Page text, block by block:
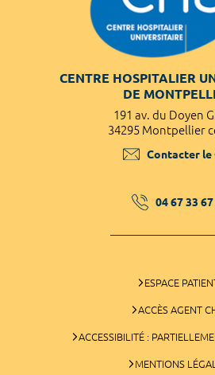
CENTRE HOSPITALIER
DE
191 av. du Doyen
34295 Montpellier
Contacter le
04 67 33 67
ESPACE
ACCÈS AGENT
ACCESSIBILITÉ :
MENTIONS